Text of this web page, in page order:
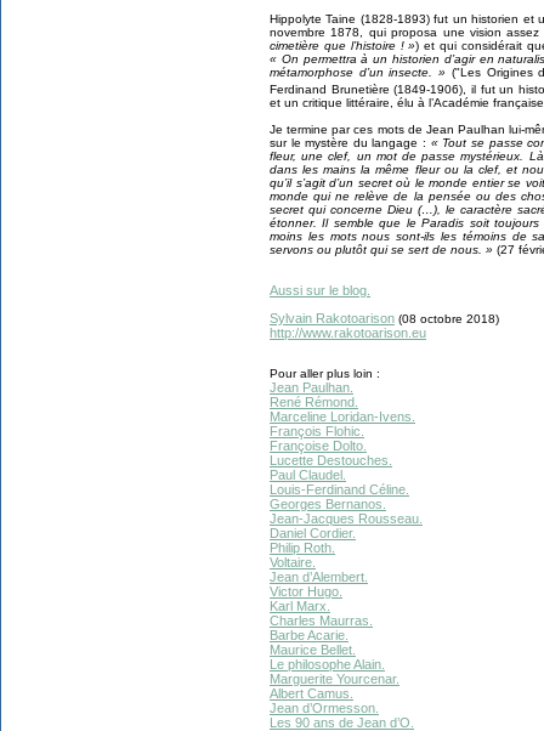
Hippolyte Taine (1828-1893) fut un historien et
novembre 1878, qui proposa une vision
cimetière que l’histoire ! ») et qui considérait
« On permettra à un historien d’agir en
métamorphose d’un insecte. » ("Les Origines
Ferdinand Brunetière (1849-1906), il fut un
et un critique littéraire, élu à l’Académie
Je termine par ces mots de Jean Paulhan lui-
sur le mystère du langage : « Tout se passe
fleur, une clef, un mot de passe mystérieux.
dans les mains la même fleur ou la clef, et
qu’il s’agit d’un secret où le monde entier se
monde qui ne relève de la pensée ou des
secret qui concerne Dieu (…), le caractère
étonner. Il semble que le Paradis soit
moins les mots nous sont-ils les témoins de
servons ou plutôt qui se sert de nous. » (27
Aussi sur le blog.
Sylvain Rakotoarison (08 octobre 2018)
http://www.rakotoarison.eu
Pour aller plus loin :
Jean Paulhan.
René Rémond.
Marceline Loridan-Ivens.
François Flohic.
Françoise Dolto.
Lucette Destouches.
Paul Claudel.
Louis-Ferdinand Céline.
Georges Bernanos.
Jean-Jacques Rousseau.
Daniel Cordier.
Philip Roth.
Voltaire.
Jean d’Alembert.
Victor Hugo.
Karl Marx.
Charles Maurras.
Barbe Acarie.
Maurice Bellet.
Le philosophe Alain.
Marguerite Yourcenar.
Albert Camus.
Jean d’Ormesson.
Les 90 ans de Jean d’O.